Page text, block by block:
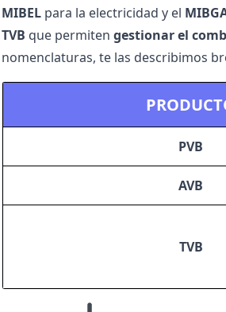
MIBELpara la electricidad y el
TVB que permiten gestionar el
nomenclaturas, te las describimos
PVB
AVB
TVB